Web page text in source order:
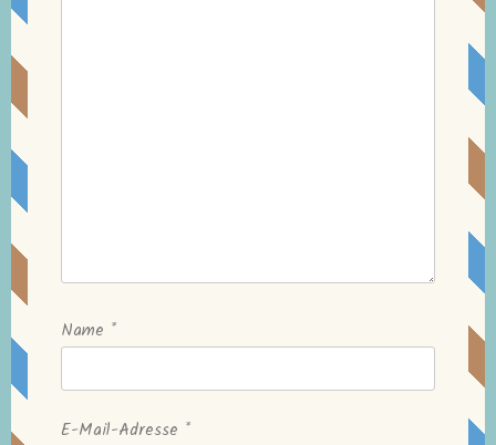
Name *
E-Mail-Adresse *